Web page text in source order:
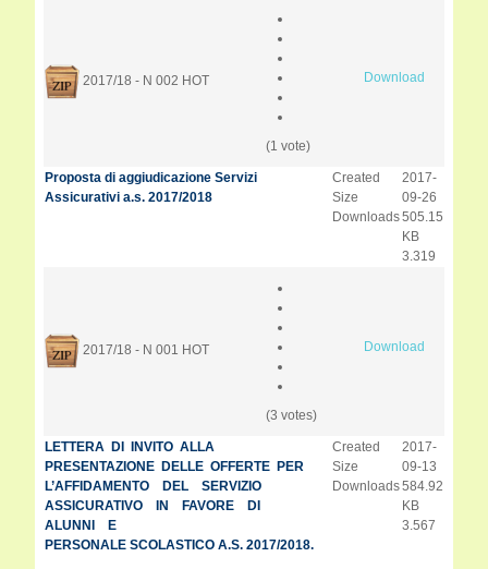
2017/18 - N 002 HOT
(1 vote)
Download
Proposta di aggiudicazione Servizi
Assicurativi a.s. 2017/2018
Created
Size
Downloads
2017-
09-26
505.15
KB
3.319
2017/18 - N 001 HOT
(3 votes)
Download
LETTERA DI INVITO ALLA
PRESENTAZIONE DELLE OFFERTE PER
L’AFFIDAMENTO DEL SERVIZIO
ASSICURATIVO IN FAVORE DI
ALUNNI E
PERSONALE SCOLASTICO A.S. 2017/2018.
Created
Size
Downloads
2017-
09-13
584.92
KB
3.567